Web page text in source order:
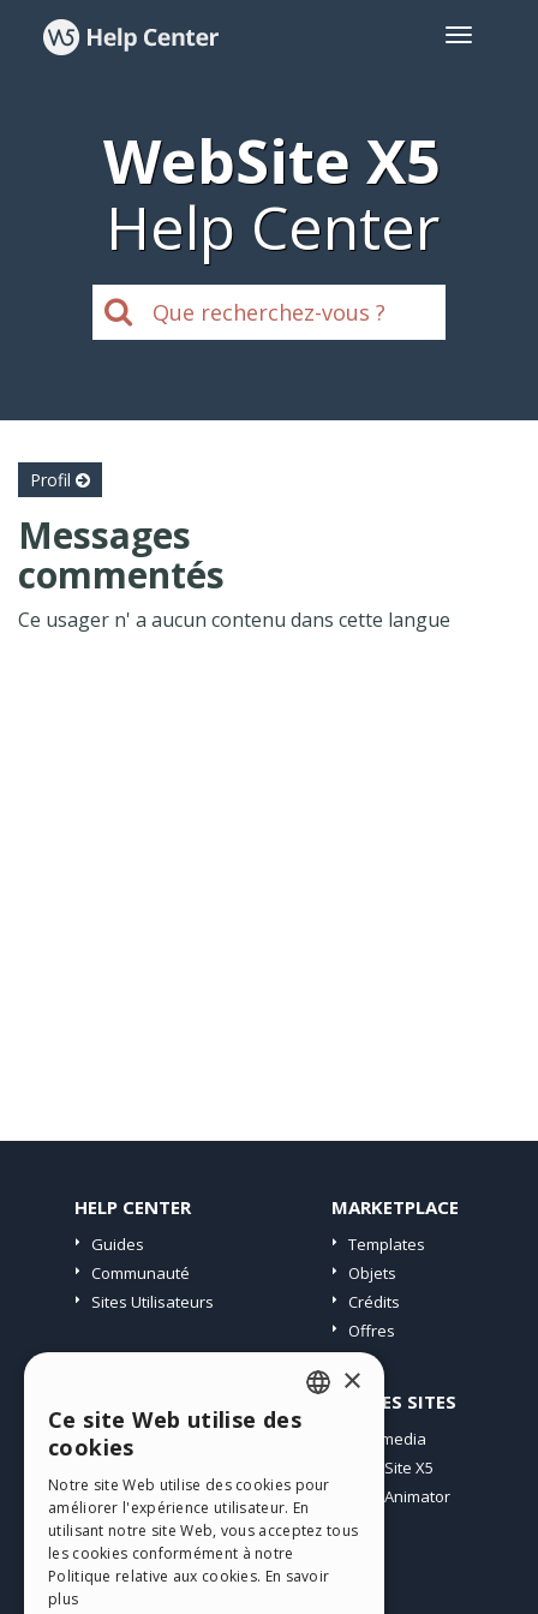
WebSite X5
Help Center
Profil
Messages
commentés
Ce usager n' a aucun contenu dans cette langue
HELP CENTER
Guides
Communauté
Sites Utilisateurs
MARKETPLACE
Templates
Objets
Crédits
Offres
Mes Messages
Télécharger
Espace Web
Mes Crédits
AUTRES SITES
Incomedia
WebSite X5
WebAnimator
ENGLISH
GERMAN
SPANISH
×
Ce site Web utilise des
cookies
Notre site Web utilise des cookies pour
améliorer l'expérience utilisateur. En
utilisant notre site Web, vous acceptez tous
les cookies conformément à notre
Politique relative aux cookies. En savoir
plus